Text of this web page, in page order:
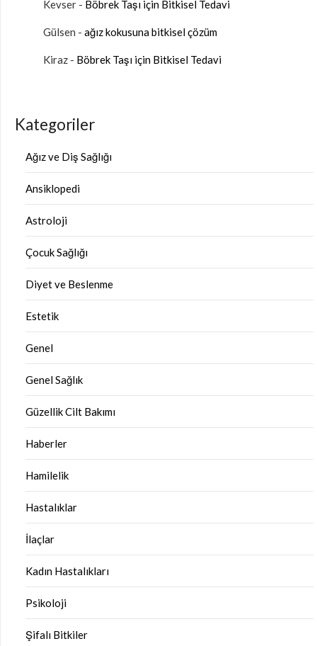
Kevser - Böbrek Taşı için Bitkisel Tedavi
Gülsen - ağız kokusuna bitkisel çözüm
Kiraz - Böbrek Taşı için Bitkisel Tedavi
Kategoriler
Ağız ve Diş Sağlığı
Ansiklopedi
Astroloji
Çocuk Sağlığı
Diyet ve Beslenme
Estetik
Genel
Genel Sağlık
Güzellik Cilt Bakımı
Haberler
Hamilelik
Hastalıklar
İlaçlar
Kadın Hastalıkları
Psikoloji
Şifalı Bitkiler